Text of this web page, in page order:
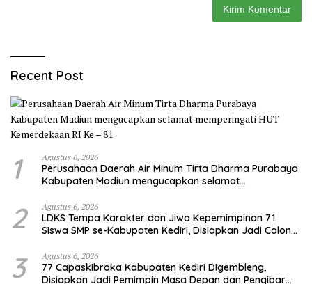
Recent Post
1 Agustus 6, 2026
Perusahaan Daerah Air Minum Tirta Dharma Purabaya
Kabupaten Madiun mengucapkan selamat
2 Agustus 6, 2026
LDKS Tempa Karakter dan Jiwa Kepemimpinan 71
Siswa SMP se-Kabupaten Kediri, Disiapkan Jadi Calon
3 Agustus 6, 2026
77 Capaskibraka Kabupaten Kediri Digembleng,
Disiapkan Jadi Pemimpin Masa Depan dan Pengibar